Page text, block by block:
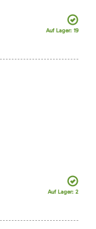
Auf Lager: 19
Auf Lager: 2